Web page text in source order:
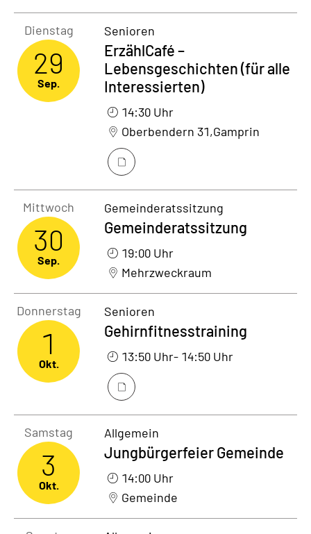
Dienstag
29
Sep.
ErzählCafé –
Lebensgeschichten (für alle
Interessierten)
Senioren
14:30 Uhr
Oberbendern 31,Gamprin
Mittwoch
30
Sep.
Gemeinderatssitzung
Gemeinderatssitzung
19:00 Uhr
Mehrzweckraum
Donnerstag
1
Okt.
Gehirnfitnesstraining
Senioren
13:50 Uhr- 14:50 Uhr
Samstag
3
Okt.
Jungbürgerfeier Gemeinde
Allgemein
14:00 Uhr
Gemeinde